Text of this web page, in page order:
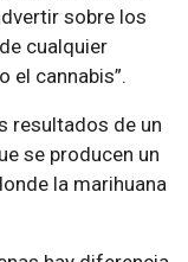
sobre los
cualquier
el cannabis”.
resultados de un
se producen un
la marihuana